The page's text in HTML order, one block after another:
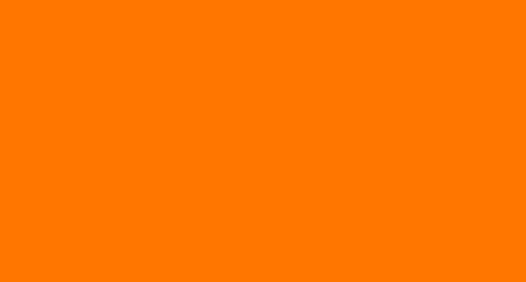
の費用を抑えるコツ
りリフォームが最大77％OFF！
リット・デメリット比較
ポイントをプロが解説
年版】
頼むべき理由